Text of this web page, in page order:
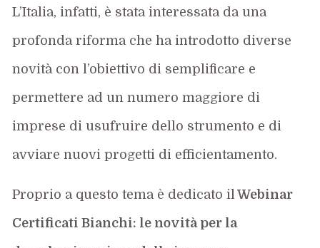
L’Italia, infatti, è stata interessata da una
profonda riforma che ha introdotto diverse
novità con l’obiettivo di semplificare e
permettere ad un numero maggiore di
imprese di usufruire dello strumento e di
avviare nuovi progetti di efficientamento.
Proprio a questo tema è dedicato il Webinar
Certificati Bianchi: le novità per la